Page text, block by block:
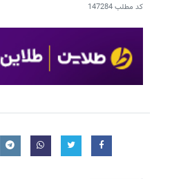
کد مطلب147284